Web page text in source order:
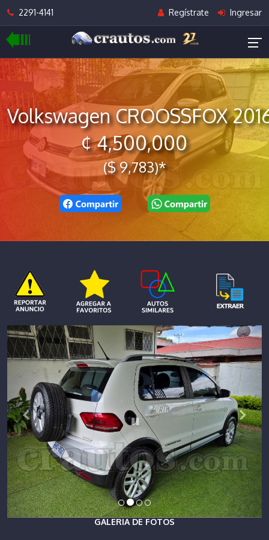
2291-4141 Regístrate Ingresar
Volkswagen CROOSSFOX
¢ 4,500,000
($ 9,783)*
GALERIA DE FOTOS